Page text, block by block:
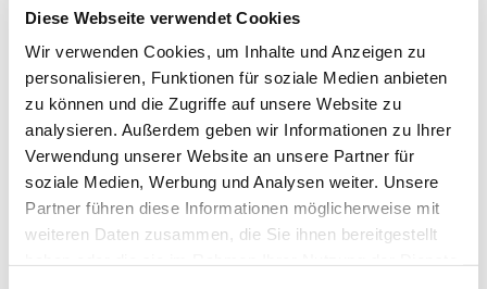
Diese Webseite verwendet Cookies
Wir verwenden Cookies, um Inhalte und Anzeigen zu
personalisieren, Funktionen für soziale Medien anbieten
zu können und die Zugriffe auf unsere Website zu
analysieren. Außerdem geben wir Informationen zu Ihrer
Verwendung unserer Website an unsere Partner für
soziale Medien, Werbung und Analysen weiter. Unsere
Partner führen diese Informationen möglicherweise mit
weiteren Daten zusammen, die Sie ihnen bereitgestellt
Nervensystem, Gewebe und
Psyche in der Dauerschleife
feststecken
KURSINHALTE
Schmerz ist mehr als ein Warnsignal – er ist Ausdruck
eines sensiblen Zusammenspiels zwischen Körper,